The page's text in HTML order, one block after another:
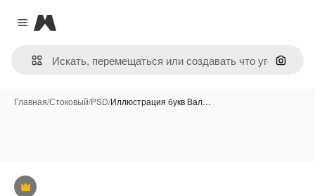
Close menu
Magnific
Поиск
Главная/Стоковый/PSD/Иллюстрация букв Вал…
Премиум